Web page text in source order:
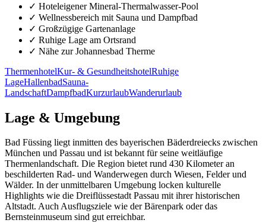
✓ Hoteleigener Mineral-Thermalwasser-Pool
✓ Wellnessbereich mit Sauna und Dampfbad
✓ Großzügige Gartenanlage
✓ Ruhige Lage am Ortsrand
✓ Nähe zur Johannesbad Therme
ThermenhotelKur- & GesundheitshotelRuhige
LageHallenbadSauna-
LandschaftDampfbadKurzurlaubWanderurlaub
Lage & Umgebung
Bad Füssing liegt inmitten des bayerischen Bäderdreiecks zwischen
München und Passau und ist bekannt für seine weitläufige
Thermenlandschaft. Die Region bietet rund 430 Kilometer an
beschilderten Rad- und Wanderwegen durch Wiesen, Felder und
Wälder. In der unmittelbaren Umgebung locken kulturelle
Highlights wie die Dreiflüssestadt Passau mit ihrer historischen
Altstadt. Auch Ausflugsziele wie der Bärenpark oder das
Bernsteinmuseum sind gut erreichbar.